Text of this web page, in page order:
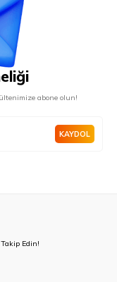
abone olun!
KAYDOL
Edin!